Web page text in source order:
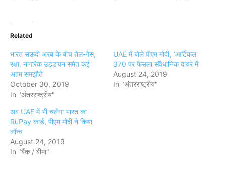
Related
भारत सऊदी अरब के बीच तेल-गैस,
रक्षा, नागरिक उड्डयन समेत कई
अहम समझौते
October 30, 2019
In "अंतरराष्ट्रीय"
UAE में बोले पीएम मोदी, ‘आर्टिकल
370 पर फैसला संवैधानिक दायरे में’
August 24, 2019
In "अंतरराष्ट्रीय"
अब UAE में भी चलेगा भारत का
RuPay कार्ड, पीएम मोदी ने किया
लॉन्च
August 24, 2019
In "बैंक / बीमा"